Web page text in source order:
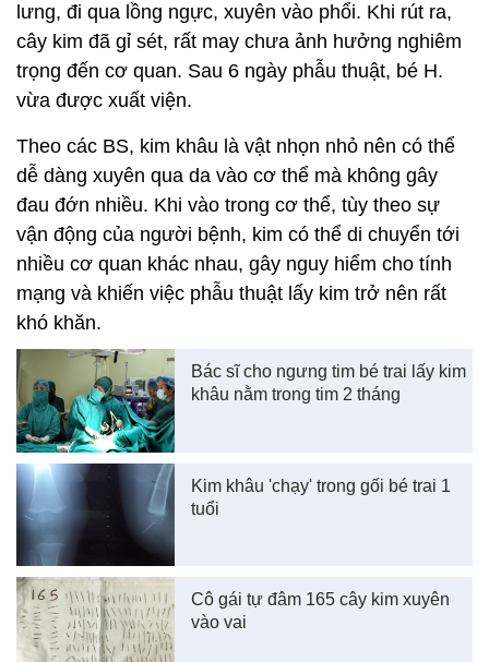
lưng, đi qua lồng ngực, xuyên vào phổi. Khi rút ra,
cây kim đã gỉ sét, rất may chưa ảnh hưởng nghiêm
trọng đến cơ quan. Sau 6 ngày phẫu thuật, bé H.
vừa được xuất viện.
Theo các BS, kim khâu là vật nhọn nhỏ nên có thể
dễ dàng xuyên qua da vào cơ thể mà không gây
đau đớn nhiều. Khi vào trong cơ thể, tùy theo sự
vận động của người bệnh, kim có thể di chuyển tới
nhiều cơ quan khác nhau, gây nguy hiểm cho tính
mạng và khiến việc phẫu thuật lấy kim trở nên rất
khó khăn.
Bác sĩ cho ngưng tim bé trai lấy kim
khâu nằm trong tim 2 tháng
Kim khâu 'chạy' trong gối bé trai 1
tuổi
Cô gái tự đâm 165 cây kim xuyên
vào vai